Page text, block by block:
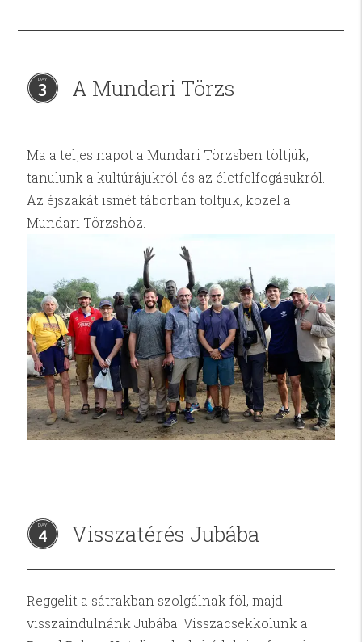
3 A Mundari Törzs
Ma a teljes napot a Mundari Törzsben töltjük,
tanulunk a kultúrájukról és az életfelfogásukról.
Az éjszakát ismét táborban töltjük, közel a
Mundari Törzshöz.
4 Visszatérés Jubába
Reggelit a sátrakban szolgálnak föl, majd
visszaindulnánk Jubába. Visszacsekkolunk a